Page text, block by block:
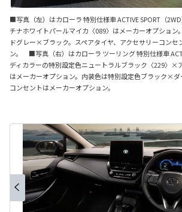
■写真（左）はカローラ 特別仕様車 ACTIVE SPORT（
チナホワイトパールマイカ〈089〉はメーカーオプション
ドグレー×ブラック。スペアタイヤ、アクセサリーコンセ
ン。 ■写真（右）はカローラ ツーリング 特別仕様車
ディカラーの特別設定色ニュートラルブラック〈229〉×
はメーカーオプション。内装色は特別設定色ブラック×
コンセントはメーカーオプション。